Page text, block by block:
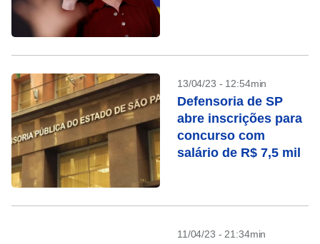
13/04/23 - 12:54min
Defensoria de SP
abre inscrições para
concurso com
salário de R$ 7,5 mil
11/04/23 - 21:34min